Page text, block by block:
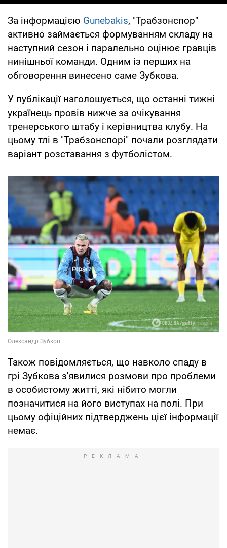
За інформацією Gunebakis, "Трабзонспор"
активно займається формуванням складу на
наступний сезон і паралельно оцінює гравців
нинішньої команди. Одним із перших на
обговорення винесено саме Зубкова.
У публікації наголошується, що останні тижні
українець провів нижче за очікування
тренерського штабу і керівництва клубу. На
цьому тлі в "Трабзонспорі" почали розглядати
варіант розставання з футболістом.
Також повідомляється, що навколо спаду в
грі Зубкова з'явилися розмови про проблеми
в особистому житті, які нібито могли
позначитися на його виступах на полі. При
цьому офіційних підтверджень цієї інформації
немає.